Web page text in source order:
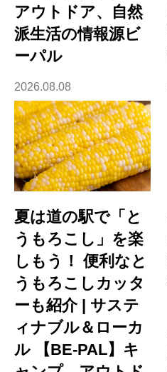
アウトドア、自然
派生活の情報源ビ
ーパル
2026.08.08
夏は道の駅で「と
うもろこし」を楽
しもう！ 便利なと
うもろこしカッタ
ーも紹介 | サステ
ィナブル＆ローカ
ル 【BE-PAL】キ